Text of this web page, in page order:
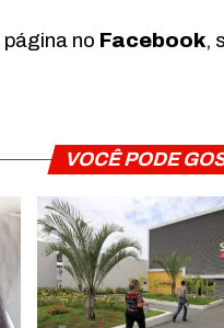
no Facebook,
VOCÊ PODE